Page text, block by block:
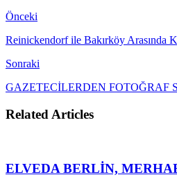
Önceki
Reinickendorf ile Bakırköy Arasında
Sonraki
GAZETECİLERDEN FOTOĞRAF
Related Articles
ELVEDA BERLİN,